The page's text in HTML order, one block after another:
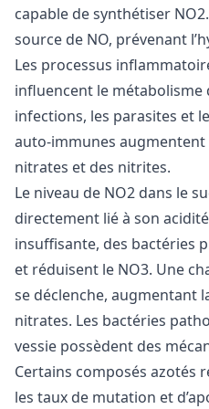
capable de synthétiser
source de NO, prévenant
Les processus
influencent le métabolisme
infections, les parasites et
auto-immunes augmentent
nitrates et des nitrites.
Le niveau de NO2 dans le
directement lié à son
insuffisante, des bactéries
et réduisent le NO3. Une
se déclenche, augmentant
nitrates. Les bactéries
vessie possèdent des
Certains composés azotés
les taux de mutation et